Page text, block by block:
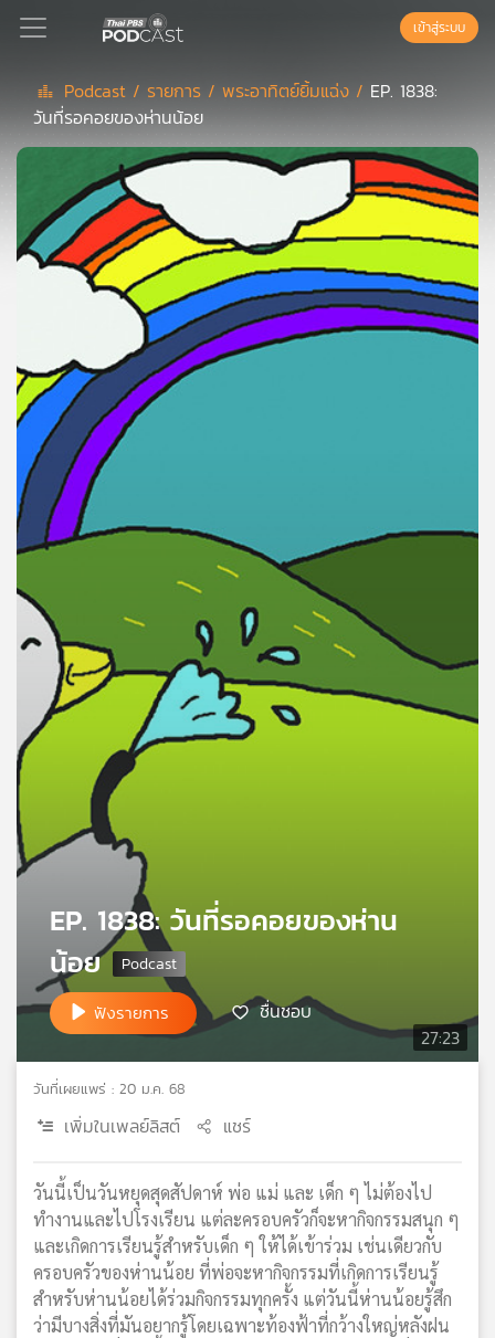
Podcast
ลิ
สต์
เพล
ย์
ลิ
สต์
ของ
คุณ
เพลง
บทความ
ข่าว
และ
เกี่ยว
เครือ
วิทยุ
ไทย
แผนที่
วิทยุ
เครือ
ข่าย
เข้าสู่ระบบ
Podcast / รายการ /พระอาทิตย์ยิ้มแฉ่ง / EP. 1838:
วันที่รอคอยของห่านน้อย
27:23
EP. 1838: วันที่รอคอยของห่าน
น้อย
ฟังรายการ ชื่นชอบ
วันที่เผยแพร่ : 20 ม.ค. 68
เพิ่มในเพลย์ลิสต์ แชร์
วันนี้เป็นวันหยุดสุดสัปดาห์ พ่อ แม่ และ เด็ก ๆ ไม่ต้องไป
ทำงานและไปโรงเรียน แต่ละครอบครัวก็จะหากิจกรรมสนุก ๆ
และเกิดการเรียนรู้สำหรับเด็ก ๆ ให้ได้เข้าร่วม เช่นเดียวกับ
ครอบครัวของห่านน้อย ที่พ่อจะหากิจกรรมที่เกิดการเรียนรู้
สำหรับห่านน้อยได้ร่วมกิจกรรมทุกครั้ง แต่วันนี้ห่านน้อยรู้สึก
ว่ามีบางสิ่งที่มันอยากรู้โดยเฉพาะท้องฟ้าที่กว้างใหญ่หลังฝน